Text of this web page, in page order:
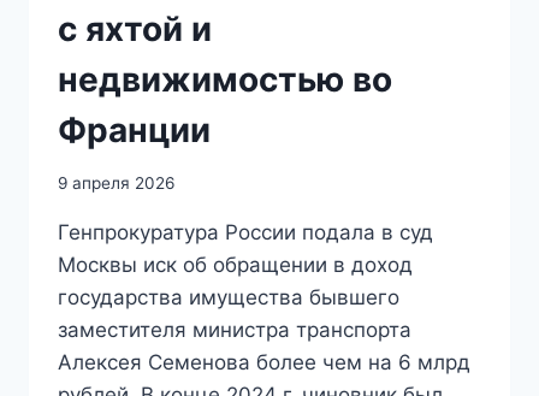
с яхтой и
недвижимостью во
Франции
9 апреля 2026
Генпрокуратура России подала в суд
Москвы иск об обращении в доход
государства имущества бывшего
заместителя министра транспорта
Алексея Семенова более чем на 6 млрд